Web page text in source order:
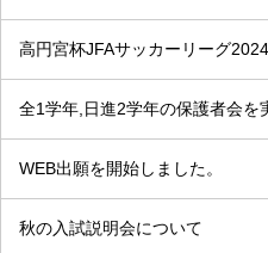
高円宮杯JFAサッカーリーグ
全1学年,日進2学年の保護者会を
WEB出願を開始しました。
秋の入試説明会について